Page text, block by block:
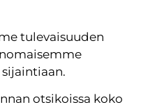
tulevaisuuden
otsikoissa koko